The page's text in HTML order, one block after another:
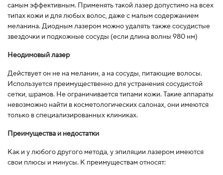
самым эффективным. Применять такой лазер допустимо на всех
типах кожи и для любых волос, даже с малым содержанием
меланина. Диодным лазером можно удалять также сосудистые
звездочки и подкожные сосуды (если длина волны 980 нм)
Неодимовый лазер
Действует он не на меланин, а на сосуды, питающие волосы.
Используется преимущественно для устранения сосудистой
сетки, шрамов. Не ограничивается типами кожи. Такие аппараты
невозможно найти в косметологических салонах, они имеются
только в специализированных клиниках.
Преимущества и недостатки
Как и у любого другого метода, у эпиляции лазером имеются
свои плюсы и минусы. К преимуществам относят: